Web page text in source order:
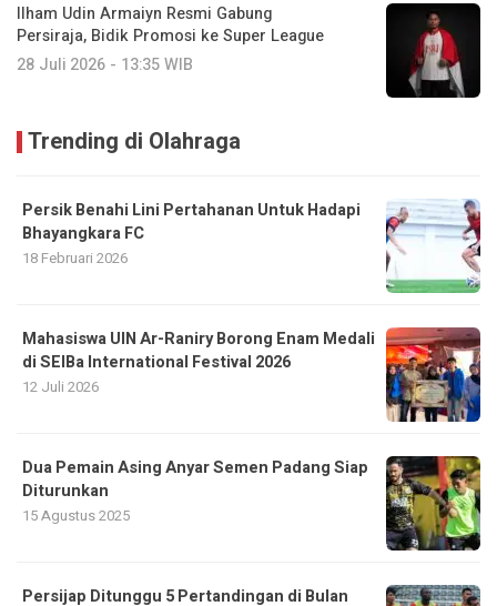
Ilham Udin Armaiyn Resmi Gabung
Persiraja, Bidik Promosi ke Super League
28 Juli 2026 - 13:35 WIB
Trending di Olahraga
Persik Benahi Lini Pertahanan Untuk Hadapi
Bhayangkara FC
18 Februari 2026
Mahasiswa UIN Ar-Raniry Borong Enam Medali
di SEIBa International Festival 2026
12 Juli 2026
Dua Pemain Asing Anyar Semen Padang Siap
Diturunkan
15 Agustus 2025
Persijap Ditunggu 5 Pertandingan di Bulan